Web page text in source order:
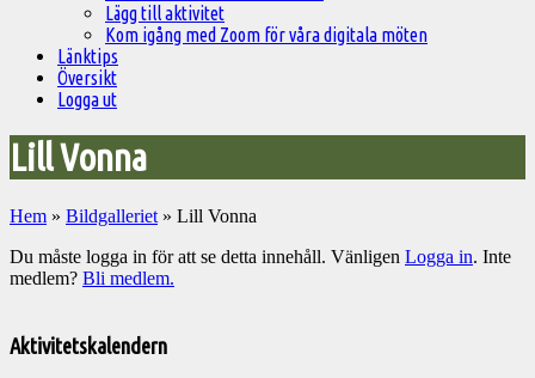
Lägg till aktivitet
Kom igång med Zoom för våra digitala möten
Länktips
Översikt
Logga ut
Lill Vonna
Hem » Bildgalleriet » Lill Vonna
Du måste logga in för att se detta innehåll. Vänligen Logga in. Inte
medlem? Bli medlem.
till
Aktivitetskalendern